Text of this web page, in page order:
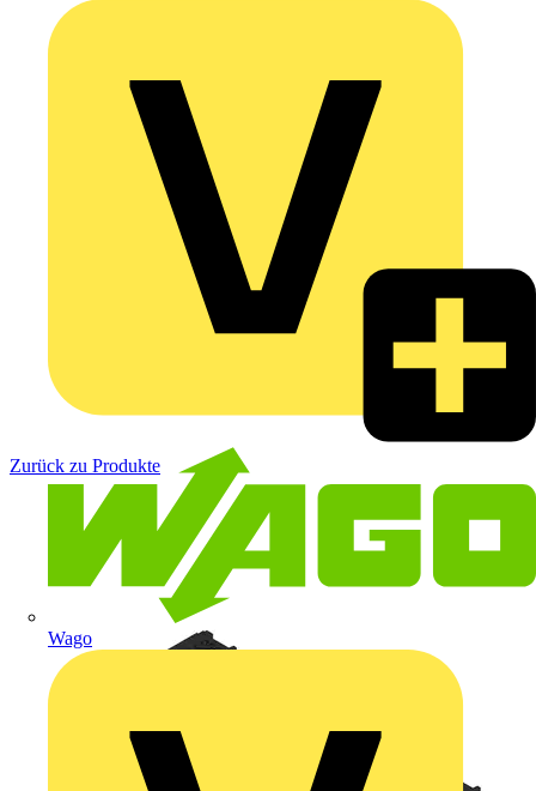
Wago
Zurück zu Produkte